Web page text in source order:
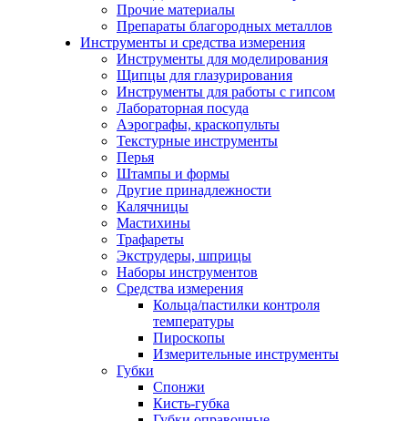
Прочие материалы
Препараты благородных металлов
Инструменты и средства измерения
Инструменты для моделирования
Щипцы для глазурирования
Инструменты для работы с гипсом
Лабораторная посуда
Аэрографы, краскопульты
Текстурные инструменты
Перья
Штампы и формы
Другие принадлежности
Калячницы
Мастихины
Трафареты
Экструдеры, шприцы
Наборы инструментов
Средства измерения
Кольца/пастилки контроля
температуры
Пироскопы
Измерительные инструменты
Губки
Спонжи
Кисть-губка